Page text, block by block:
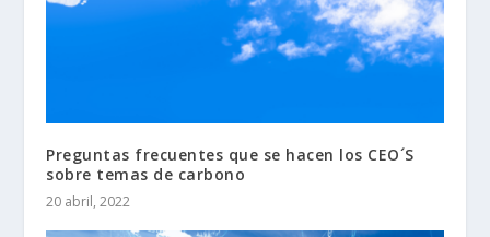
Preguntas frecuentes que se hacen los CEO´S
sobre temas de carbono
20 abril, 2022